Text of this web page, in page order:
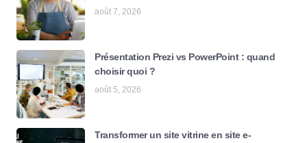
août 7, 2026
Présentation Prezi vs PowerPoint : quand
choisir quoi ?
août 5, 2026
Transformer un site vitrine en site e-